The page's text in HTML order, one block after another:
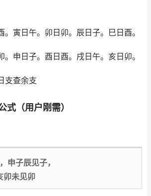
。寅日午。卯日卯。辰日子。巳日酉。
。申日子。酉日酉。戌日午。亥日卯。
支查余支
式（用户刚需）
申子辰见子，
卯未见卯